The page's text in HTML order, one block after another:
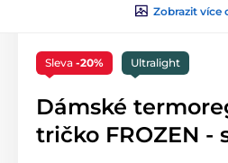
Zobrazit více
Sleva -20% Ultralight
Dámské
tričko FROZEN -